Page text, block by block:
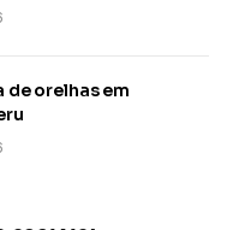
de orelhas em